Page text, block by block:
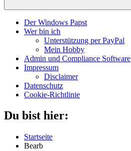
Der Windows Papst
Wer bin ich
Unterstützung per PayPal
Mein Hobby
Admin und Compliance Software
Impressum
Disclaimer
Datenschutz
Cookie-Richtlinie
Du bist hier:
Startseite
Bearb